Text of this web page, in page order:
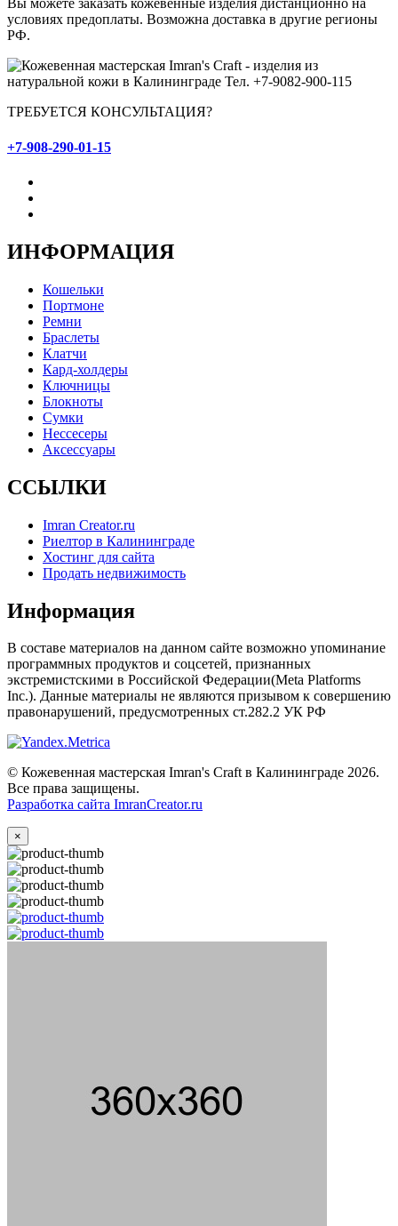
Вы можете заказать кожевенные изделия дистанционно на
условиях предоплаты. Возможна доставка в другие регионы
РФ.
ТРЕБУЕТСЯ КОНСУЛЬТАЦИЯ?
+7-908-290-01-15
ИНФОРМАЦИЯ
Кошельки
Портмоне
Ремни
Браслеты
Клатчи
Кард-холдеры
Ключницы
Блокноты
Сумки
Нессесеры
Аксессуары
ССЫЛКИ
Imran Creator.ru
Риелтор в Калининграде
Хостинг для сайта
Продать недвижимость
Информация
В составе материалов на данном сайте возможно упоминание
программных продуктов и соцсетей, признанных
экстремистскими в Российской Федерации(Meta Platforms
Inc.). Данные материалы не являются призывом к совершению
правонарушений, предусмотренных ст.282.2 УК РФ
© Кожевенная мастерская Imran's Craft в Калининграде 2026.
Все права защищены.
Разработка сайта ImranCreator.ru
×